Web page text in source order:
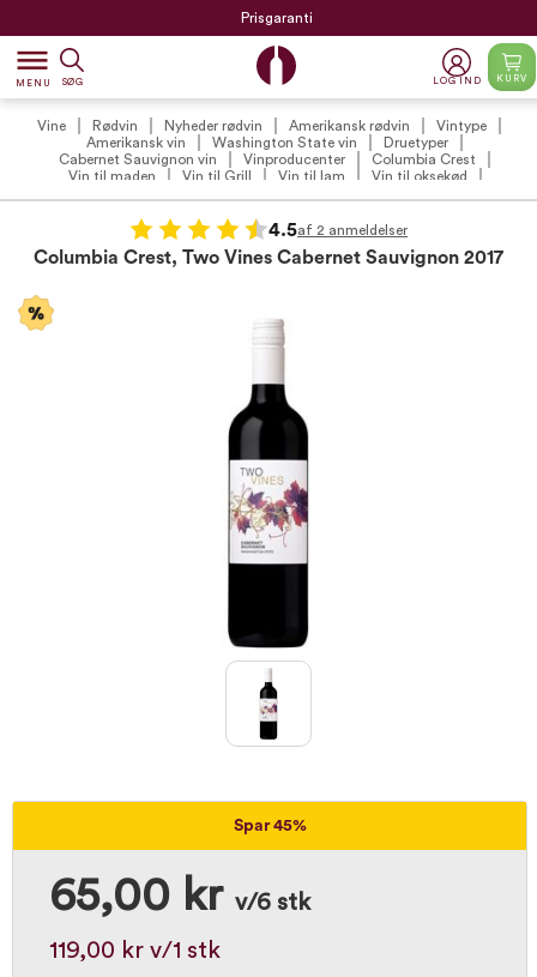
dehaze
MENU SØG LOG IND KURV
Vine Rødvin Nyheder rødvin Amerikansk rødvin
Vintype
Amerikansk vin
Washington State vin
Druetyper
Cabernet Sauvignon vin
Vinproducenter
Columbia Crest
Vin til maden
Vin til Grill Vin til lam
Vin til oksekød
VildMedVins anbefalinger
VildMedVins anbefalede rødvin (VIP)
Vintilbud under 100 kr.
4.5af 2 anmeldelser
Columbia Crest, Two Vines Cabernet Sauvignon 2017
Spar 45%
65,00 kr v/6 stk
119,00 kr v/1 stk